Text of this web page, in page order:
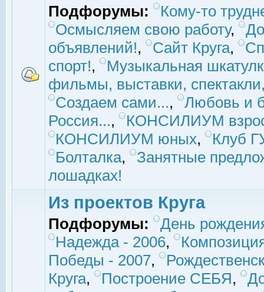
Подфорумы:
Кому-то
Осмысляем свою работу,
объявлений!, Сайт Круга,
спорт!,
Музыкальная
фильмы, выставки,
Создаем сами...,
Любовь и
Россия...,
КОНСИЛИУМ
КОНСИЛИУМ юных,
Клуб
Болталка,
Занятные
лошадках!
Из проектов Круга
Подфорумы:
День
Надежда - 2006,
Победы - 2007,
Круга, Построение СЕБЯ,